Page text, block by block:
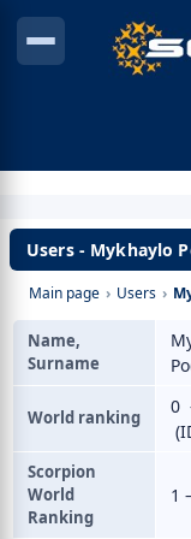
Users - Mykhaylo
Main page › Users ›
Name,
Surname
World ranking
0
Scorpion
World
Ranking
1